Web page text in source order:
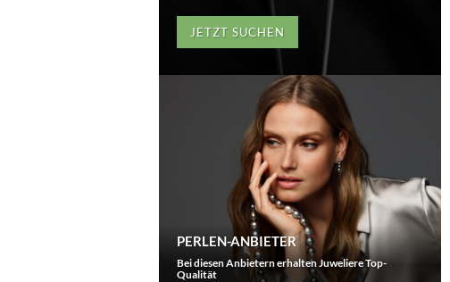
JETZT SUCHEN
PERLEN-ANBIETER
Bei diesen Anbietern erhalten Juweliere Top-
Qualität